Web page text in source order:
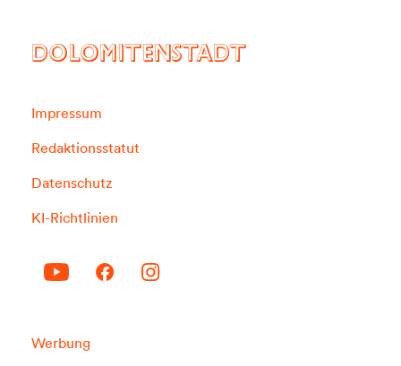
DOLOMITENSTADT
Impressum
Redaktionsstatut
Datenschutz
KI-Richtlinien
Werbung